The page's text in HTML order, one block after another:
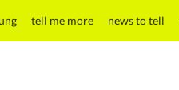
tell me more news to tell